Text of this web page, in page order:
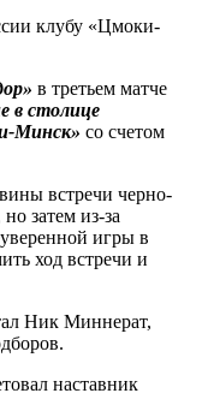
клубу «Цмоки-
в третьем матче
в столице
Минск» со счетом
встречи черно-
затем из-за
игры в
ход встречи и
Ник Миннерат,
наставник